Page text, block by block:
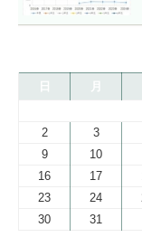
日 月
2
3
9
10
16
17
23
24
30
31